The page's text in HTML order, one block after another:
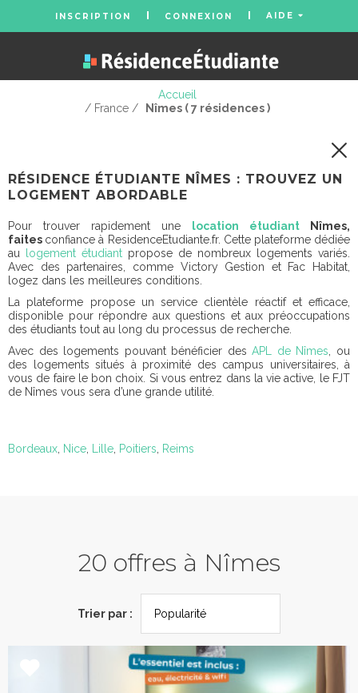
INSCRIPTION CONNEXION AIDE
Accueil
/ France /
Nîmes ( 7 résidences )
RÉSIDENCE ÉTUDIANTE NÎMES : TROUVEZ UN
LOGEMENT ABORDABLE
Pour trouver rapidement une location étudiant Nîmes,
faites confiance à ResidenceEtudiante.fr. Cette plateforme dédiée
au
logement étudiant propose de nombreux logements variés.
Avec des partenaires, comme Victory Gestion et Fac Habitat,
logez dans les meilleures conditions.
La plateforme propose un service clientèle réactif et efficace,
disponible pour répondre aux questions et aux préoccupations
des étudiants tout au long du processus de recherche.
Avec des logements pouvant bénéficier desAPL de Nîmes , ou
des logements situés à proximité des campus universitaires, à
vous de faire le bon choix. Si vous entrez dans la vie active, le FJT
de Nîmes vous sera d’une grande utilité.
Bordeaux Nice Lille Poitiers Reims
20 offres à Nîmes
Trier par :